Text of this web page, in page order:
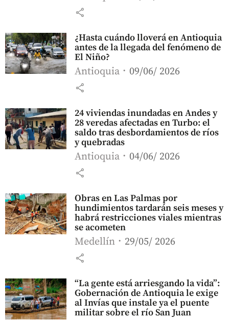
share
¿Hasta cuándo lloverá en Antioquia
antes de la llegada del fenómeno de
El Niño?
Antioquia 09/06/ 2026
share
24 viviendas inundadas en Andes y
28 veredas afectadas en Turbo: el
saldo tras desbordamientos de ríos
y quebradas
Antioquia 04/06/ 2026
share
Obras en Las Palmas por
hundimientos tardarán seis meses y
habrá restricciones viales mientras
se acometen
Medellín 29/05/ 2026
share
“La gente está arriesgando la vida”:
Gobernación de Antioquia le exige
al Invías que instale ya el puente
militar sobre el río San Juan